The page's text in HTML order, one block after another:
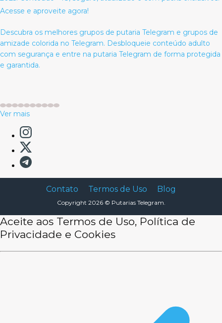
Acesse e aproveite agora!
Descubra os melhores grupos de putaria Telegram e grupos de
amizade colorida no Telegram. Desbloqueie conteúdo adulto
com segurança e entre na putaria Telegram de forma protegida
e garantida.
Ver mais
Contato Termos de Uso Blog
Copyright 2026 © Putarias Telegram.
Aceite aos Termos de Uso, Política de
Privacidade e Cookies